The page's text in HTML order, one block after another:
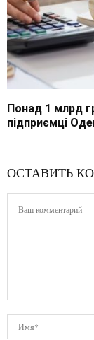
Понад 1 млрд
підприємці
ОСТАВИТЬ